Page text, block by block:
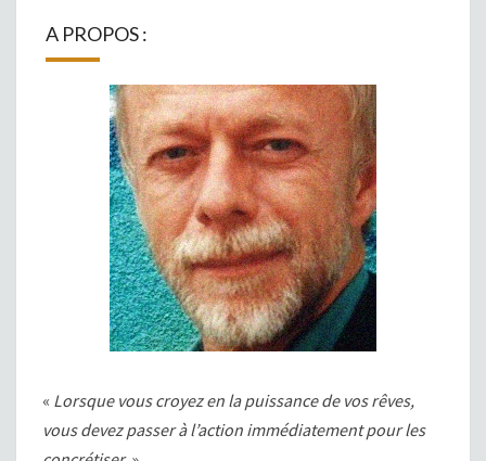
A PROPOS :
« Lorsque vous croyez en la puissance de vos rêves,
vous devez passer à l’action immédiatement pour les